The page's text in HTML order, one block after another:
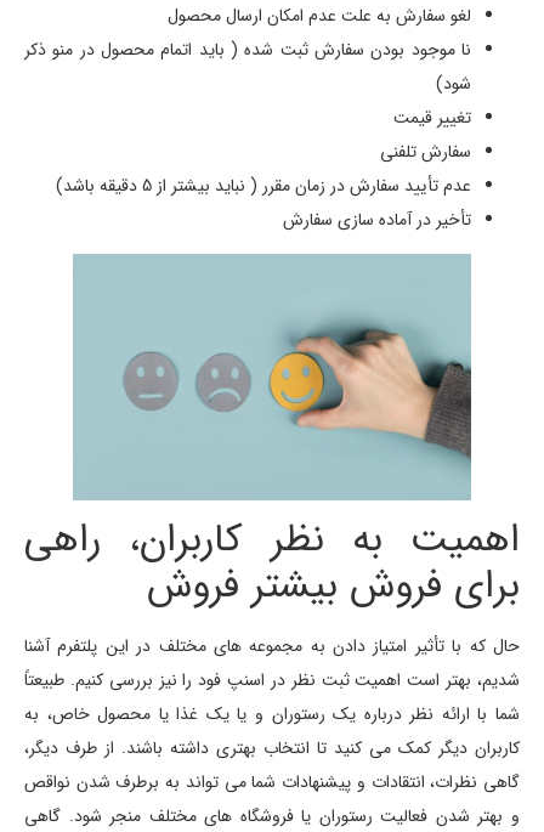
لغو سفارش به علت عدم امکان ارسال محصول
نا موجود بودن سفارش ثبت شده ( باید اتمام محصول در منو ذکر
شود)
تغییر قیمت
سفارش تلفنی
عدم تأیید سفارش در زمان مقرر ( نباید بیشتر از 5 دقیقه باشد)
تأخیر در آماده سازی سفارش
اهمیت به نظر کاربران، راهی
برای فروش بیشتر فروش
حال که با تأثیر امتیاز دادن به مجموعه های مختلف در این پلتفرم آشنا
شدیم، بهتر است اهمیت ثبت نظر در اسنپ فود را نیز بررسی کنیم. طبیعتاً
شما با ارائه نظر درباره یک رستوران و یا یک غذا یا محصول خاص، به
کاربران دیگر کمک می کنید تا انتخاب بهتری داشته باشند. از طرف دیگر،
گاهی نظرات، انتقادات و پیشنهادات شما می تواند به برطرف شدن نواقص
و بهتر شدن فعالیت رستوران یا فروشگاه های مختلف منجر شود. گاهی